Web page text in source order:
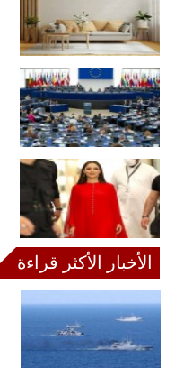
الأخبار الأكثر قراءة